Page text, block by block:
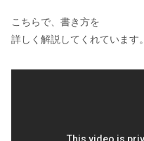
こちらで、書き方を
詳しく解説してくれています。